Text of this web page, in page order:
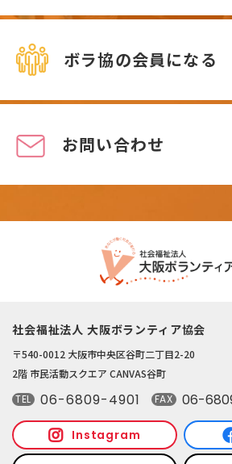
ボラ協の会員になる
お問い合わせ
社会福祉法人 大阪ボランティア協会
〒540-0012 大阪市中央区谷町二丁目2-20
2階 市民活動スクエア CANVAS谷町
TEL 06-6809-4901 FAX 06-
Instagram